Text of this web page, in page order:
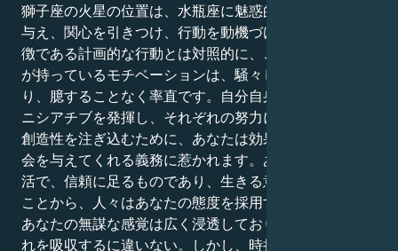
獅子座の火星の位置は、水瓶座に魅惑的で大胆な精神を
与え、関心を引きつけ、行動を動機づける。水瓶座の特
徴である計画的な行動とは対照的に、この状況であなた
が持っているモチベーションは、騒々しく、高揚感があ
り、臆することなく率直です。自分自身を際立たせ、イ
ニシアチブを発揮し、それぞれの努力にあなたの才能と
創造性を注ぎ込むために、あなたは効果的に行動する機
会を与えてくれる義務に惹かれます。あなたの態度が快
活で、信頼に足るものであり、生きる意欲に満ちている
ことから、人々はあなたの態度を採用するに違いない。
あなたの無謀な感覚は広く浸透しており、周囲の人はそ
れを吸収するに違いない。しかし、時折軽率な行動をと